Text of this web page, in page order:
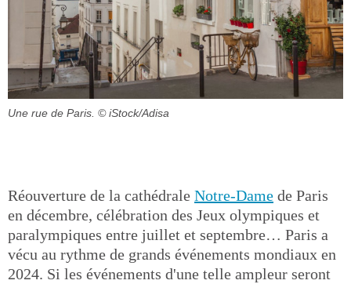
Une rue de Paris. © iStock/Adisa
Réouverture de la cathédrale Notre-Dame de Paris
en décembre, célébration des Jeux olympiques et
paralympiques entre juillet et septembre… Paris a
vécu au rythme de grands événements mondiaux en
2024. Si les événements d'une telle ampleur seront